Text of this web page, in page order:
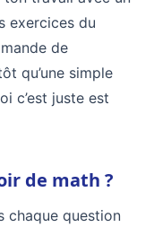
exercices du
de
qu’une simple
c’est juste est
de math ?
chaque question